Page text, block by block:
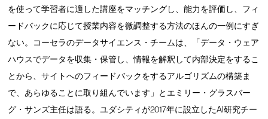
を使って学習者に適した講座をマッチングし、能力を評価し、フィ
ードバックに応じて授業内容を微調整する方法のほんの一例にすぎ
ない。コーセラのデータサイエンス・チームは、「データ・ウェア
ハウスでデータを収集・保管し、情報を解釈して内部決定をするこ
とから、サイトへのフィードバックをするアルゴリズムの構築ま
で、あらゆることに取り組んでいます」とエミリー・グラスバー
グ・サンズ主任は語る。ユダシティが2017年に設立したAI研究チー